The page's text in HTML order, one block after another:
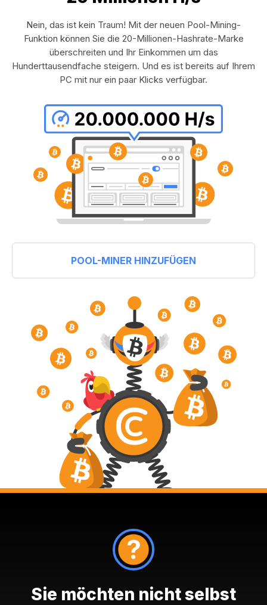
Nein, das ist kein Traum! Mit der neuen Pool-Mining-
Funktion können Sie die 20-Millionen-Hashrate-Marke
überschreiten und Ihr Einkommen um das
Hunderttausendfache steigern. Und es ist bereits auf Ihrem
PC mit nur ein paar Klicks verfügbar.
POOL-MINER HINZUFÜGEN
Sie möchten nicht selbst